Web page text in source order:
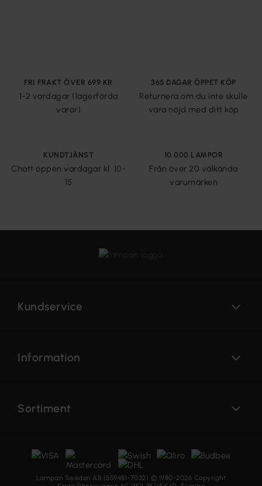
FRI FRAKT ÖVER 699 KR
1-2 vardagar (lagerförda
varor)
365 DAGAR ÖPPET KÖP
Returnera om du inte skulle
vara nöjd med ditt köp
KUNDTJÄNST
Chatt öppen vardagar kl. 10-
15
10 000 LAMPOR
Från över 20 välkända
varumärken
Kundservice
Information
Sortiment
Lampan Sweden AB (559481-7032) © 1980-2026 Copyright